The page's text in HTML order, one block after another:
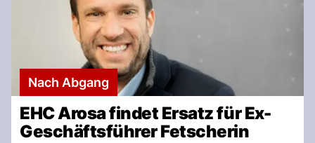
Nach Abgang
EHC Arosa findet Ersatz für Ex-
Geschäftsführer Fetscherin